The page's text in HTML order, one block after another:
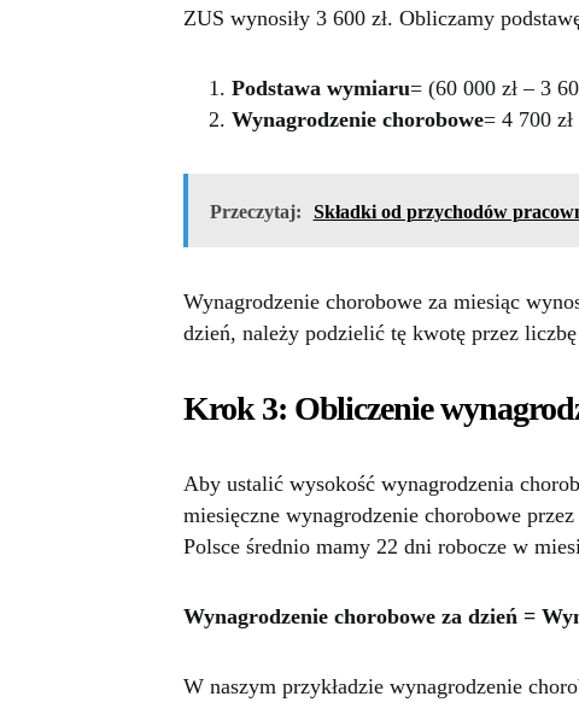
ZUS wynosiły 3 600 zł. Obliczamy
Podstawa wymiaru= (60 000 zł – 3
Wynagrodzenie chorobowe= 4 700
Przeczytaj: Składki od przychodów
Wynagrodzenie chorobowe za miesiąc
dzień, należy podzielić tę kwotę przez
Krok 3: Obliczenie
Aby ustalić wysokość wynagrodzenia
miesięczne wynagrodzenie chorobowe
Polsce średnio mamy 22 dni robocze w
Wynagrodzenie chorobowe za dzień =
W naszym przykładzie wynagrodzenie